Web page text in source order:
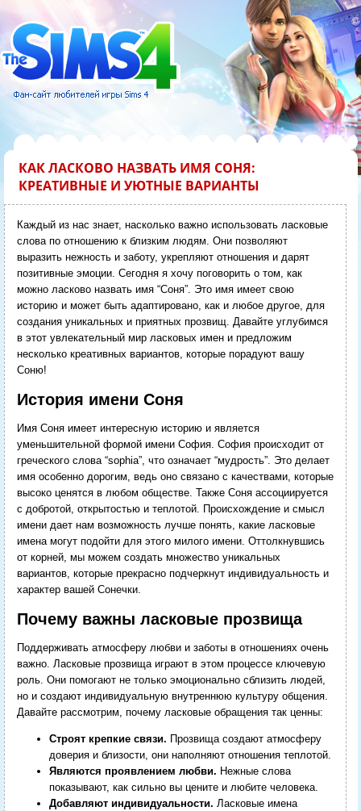
КАК ЛАСКОВО НАЗВАТЬ ИМЯ СОНЯ:
КРЕАТИВНЫЕ И УЮТНЫЕ ВАРИАНТЫ
Каждый из нас знает, насколько важно использовать ласковые
слова по отношению к близким людям. Они позволяют
выразить нежность и заботу, укрепляют отношения и дарят
позитивные эмоции. Сегодня я хочу поговорить о том, как
можно ласково назвать имя “Соня”. Это имя имеет свою
историю и может быть адаптировано, как и любое другое, для
создания уникальных и приятных прозвищ. Давайте углубимся
в этот увлекательный мир ласковых имен и предложим
несколько креативных вариантов, которые порадуют вашу
Соню!
История имени Соня
Имя Соня имеет интересную историю и является
уменьшительной формой имени София. София происходит от
греческого слова “sophia”, что означает “мудрость”. Это делает
имя особенно дорогим, ведь оно связано с качествами, которые
высоко ценятся в любом обществе. Также Соня ассоциируется
с добротой, открытостью и теплотой. Происхождение и смысл
имени дает нам возможность лучше понять, какие ласковые
имена могут подойти для этого милого имени. Оттолкнувшись
от корней, мы можем создать множество уникальных
вариантов, которые прекрасно подчеркнут индивидуальность и
характер вашей Сонечки.
Почему важны ласковые прозвища
Поддерживать атмосферу любви и заботы в отношениях очень
важно. Ласковые прозвища играют в этом процессе ключевую
роль. Они помогают не только эмоционально сблизить людей,
но и создают индивидуальную внутреннюю культуру общения.
Давайте рассмотрим, почему ласковые обращения так ценны:
Строят крепкие связи. Прозвища создают атмосферу
доверия и близости, они наполняют отношения теплотой.
Являются проявлением любви. Нежные слова
показывают, как сильно вы цените и любите человека.
Добавляют индивидуальности. Ласковые имена